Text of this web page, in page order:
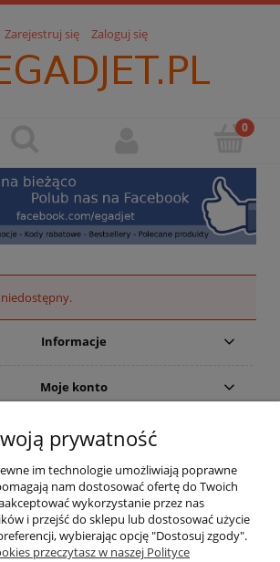
Zarejestruj się Zaloguj się
Informacje
Moje konto
O nas
Płatności i dostawa
Kontakt
prywatność
im technologie umożliwiają poprawne
nam dostosować ofertę do Twoich
wykorzystanie przez nas
i przejść do sklepu lub dostosować użycie
wybierając opcję "Dostosuj zgody".
przeczytasz w naszej Polityce